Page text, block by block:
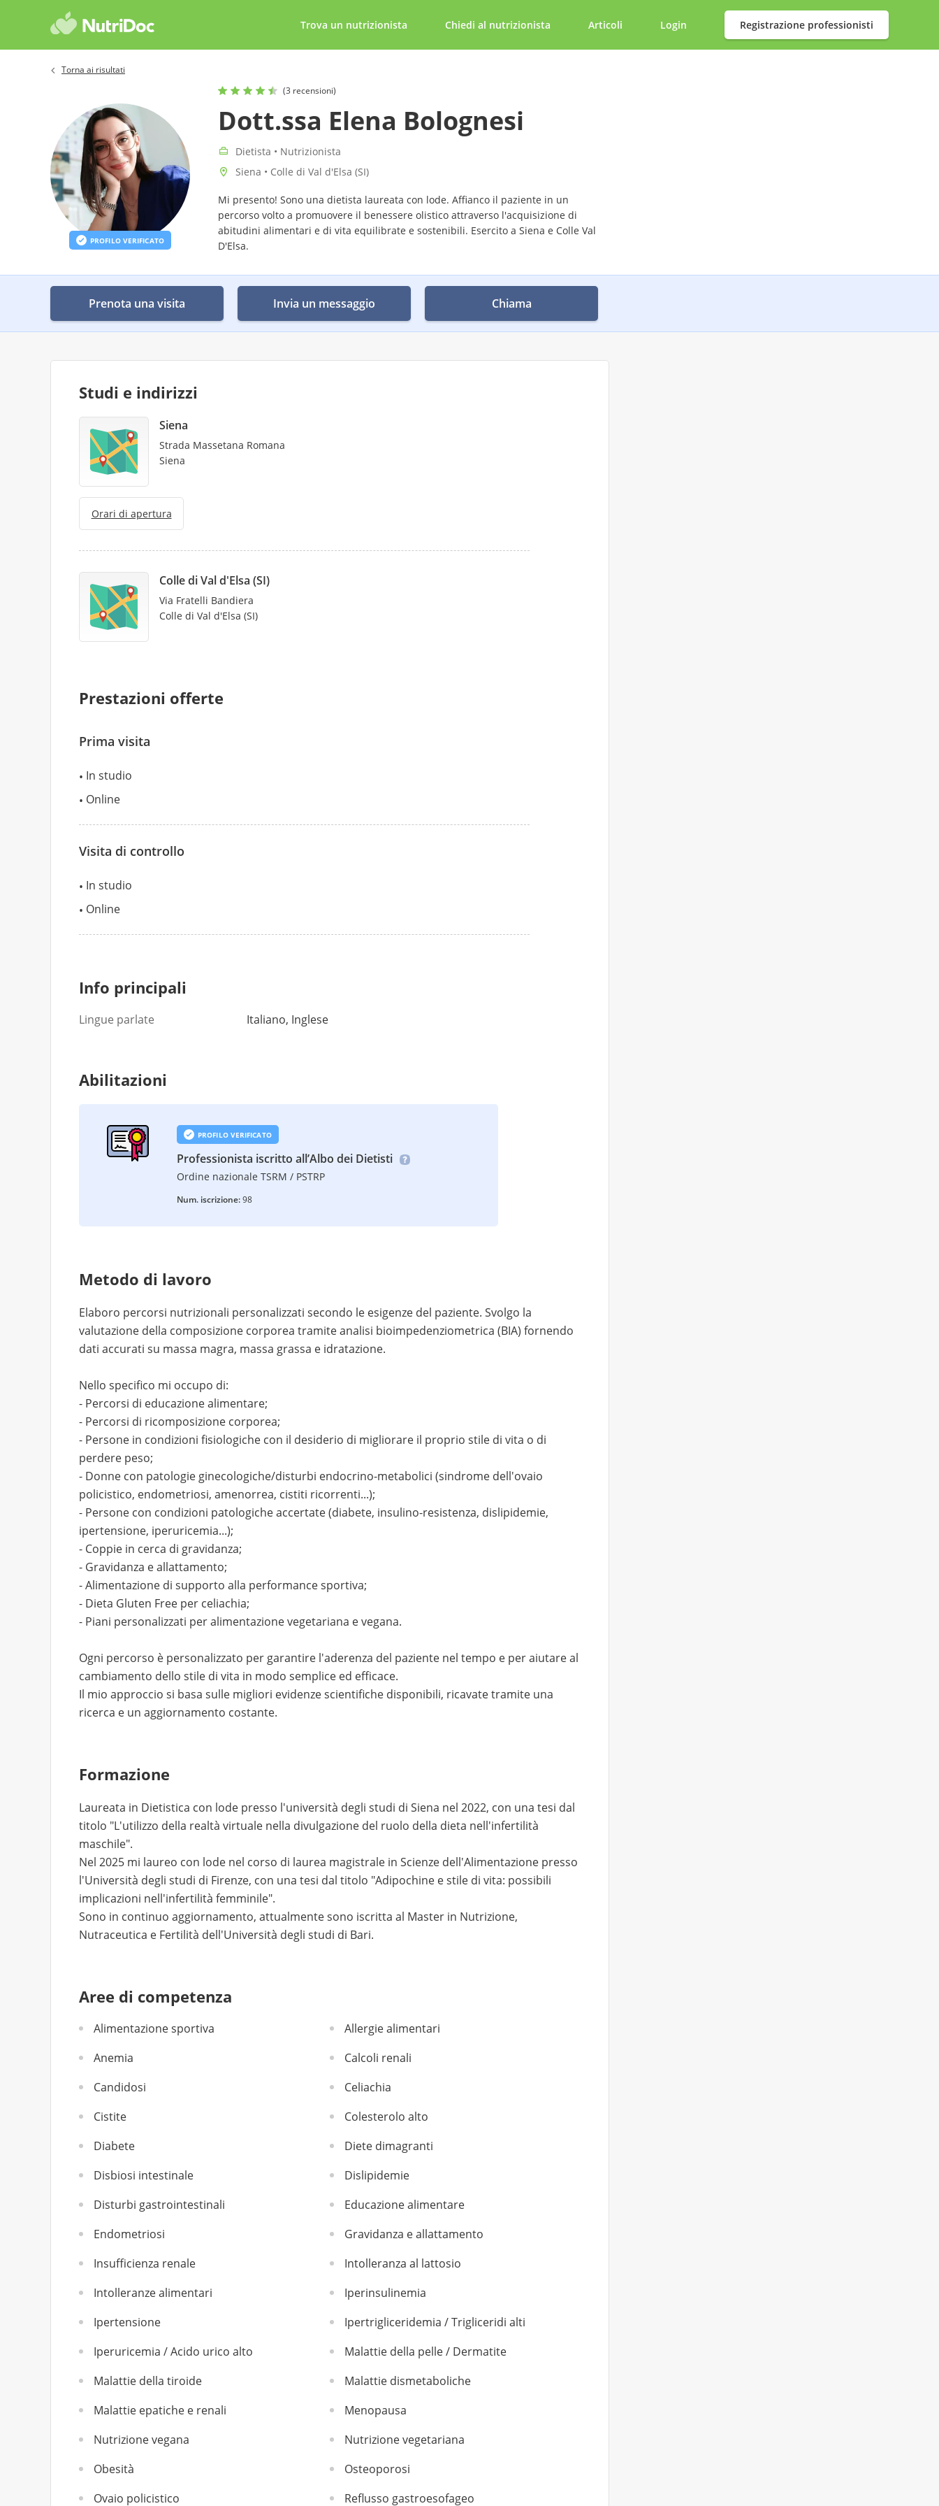
Trova un nutrizionista Chiedi al nutrizionista Articoli Login Registrazione professionisti
Torna ai risultati
PROFILO VERIFICATO
(3 recensioni)
Dott.ssa Elena Bolognesi
Dietista • Nutrizionista
Siena • Colle di Val d'Elsa (SI)
Mi presento! Sono una dietista laureata con lode. Affianco il paziente in un
percorso volto a promuovere il benessere olistico attraverso l'acquisizione di
abitudini alimentari e di vita equilibrate e sostenibili. Esercito a Siena e Colle Val
D'Elsa.
Prenota una visita Invia un messaggio Chiama
Studi e indirizzi
Siena
Strada Massetana Romana
Siena
Orari di apertura
Colle di Val d'Elsa (SI)
Via Fratelli Bandiera
Colle di Val d'Elsa (SI)
Prestazioni offerte
Prima visita
In studio
Online
Visita di controllo
In studio
Online
Info principali
Lingue parlate Italiano, Inglese
Abilitazioni
PROFILO VERIFICATO
Professionista iscritto all’Albo dei Dietisti
Ordine nazionale TSRM / PSTRP
Num. iscrizione:98
Metodo di lavoro
Elaboro percorsi nutrizionali personalizzati secondo le esigenze del paziente. Svolgo la
valutazione della composizione corporea tramite analisi bioimpedenziometrica (BIA) fornendo
dati accurati su massa magra, massa grassa e idratazione.
Nello specifico mi occupo di:
- Percorsi di educazione alimentare;
- Percorsi di ricomposizione corporea;
- Persone in condizioni fisiologiche con il desiderio di migliorare il proprio stile di vita o di
perdere peso;
- Donne con patologie ginecologiche/disturbi endocrino-metabolici (sindrome dell'ovaio
policistico, endometriosi, amenorrea, cistiti ricorrenti...);
- Persone con condizioni patologiche accertate (diabete, insulino-resistenza, dislipidemie,
ipertensione, iperuricemia...);
- Coppie in cerca di gravidanza;
- Gravidanza e allattamento;
- Alimentazione di supporto alla performance sportiva;
- Dieta Gluten Free per celiachia;
- Piani personalizzati per alimentazione vegetariana e vegana.
Ogni percorso è personalizzato per garantire l'aderenza del paziente nel tempo e per aiutare al
cambiamento dello stile di vita in modo semplice ed efficace.
Il mio approccio si basa sulle migliori evidenze scientifiche disponibili, ricavate tramite una
ricerca e un aggiornamento costante.
Formazione
Laureata in Dietistica con lode presso l'università degli studi di Siena nel 2022, con una tesi dal
titolo "L'utilizzo della realtà virtuale nella divulgazione del ruolo della dieta nell'infertilità
maschile".
Nel 2025 mi laureo con lode nel corso di laurea magistrale in Scienze dell'Alimentazione presso
l'Università degli studi di Firenze, con una tesi dal titolo "Adipochine e stile di vita: possibili
implicazioni nell'infertilità femminile".
Sono in continuo aggiornamento, attualmente sono iscritta al Master in Nutrizione,
Nutraceutica e Fertilità dell'Università degli studi di Bari.
Aree di competenza
Alimentazione sportiva
Allergie alimentari
Anemia
Calcoli renali
Candidosi
Celiachia
Cistite
Colesterolo alto
Diabete
Diete dimagranti
Disbiosi intestinale
Dislipidemie
Disturbi gastrointestinali
Educazione alimentare
Endometriosi
Gravidanza e allattamento
Insufficienza renale
Intolleranza al lattosio
Intolleranze alimentari
Iperinsulinemia
Ipertensione
Ipertrigliceridemia / Trigliceridi alti
Iperuricemia / Acido urico alto
Malattie della pelle / Dermatite
Malattie della tiroide
Malattie dismetaboliche
Malattie epatiche e renali
Menopausa
Nutrizione vegana
Nutrizione vegetariana
Obesità
Osteoporosi
Ovaio policistico
Reflusso gastroesofageo